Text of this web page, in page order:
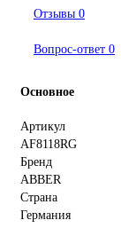
Отзывы 0
Вопрос-ответ 0
Основное
Артикул
AF8118RG
Бренд
ABBER
Страна
Германия